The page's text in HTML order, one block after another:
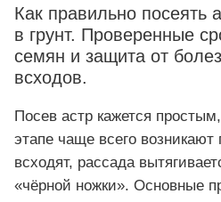
Как правильно посеять
в грунт. Проверенные
семян и защита от
всходов.
Посев астр кажется
этапе чаще всего
всходят, рассада
«чёрной ножки». Основные